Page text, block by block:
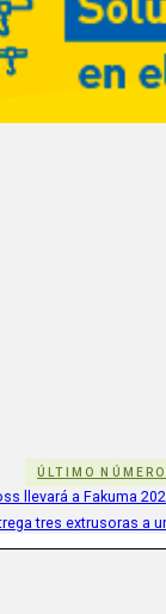
ÚLTIMO NÚMERO
llevará a Fakuma
tres extrusoras a